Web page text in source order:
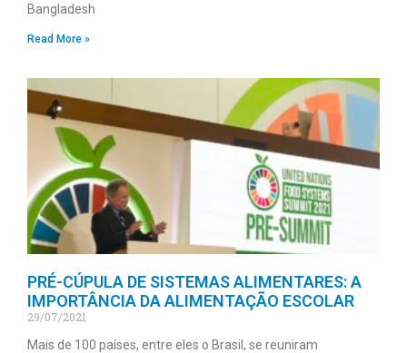
Bangladesh
Read More »
PRÉ-CÚPULA DE SISTEMAS ALIMENTARES: A
IMPORTÂNCIA DA ALIMENTAÇÃO ESCOLAR
29/07/2021
Mais de 100 países, entre eles o Brasil, se reuniram